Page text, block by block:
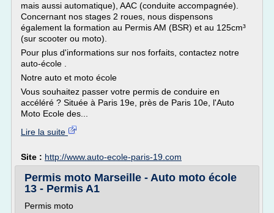
mais aussi automatique), AAC (conduite accompagnée).
Concernant nos stages 2 roues, nous dispensons
également la formation au Permis AM (BSR) et au 125cm³
(sur scooter ou moto).
Pour plus d'informations sur nos forfaits, contactez notre
auto-école .
Notre auto et moto école
Vous souhaitez passer votre permis de conduire en
accéléré ? Située à Paris 19e, près de Paris 10e, l'Auto
Moto Ecole des...
Lire la suite
Site : http://www.auto-ecole-paris-19.com
Permis moto Marseille - Auto moto école
13 - Permis A1
Permis moto